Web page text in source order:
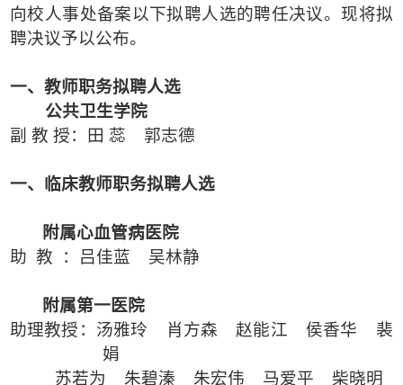
向校人事处备案以下拟聘人选的聘任决议。现将拟
聘决议予以公布。
一、教师职务拟聘人选
公共卫生学院
副 教 授：田 蕊 郭志德
一、临床教师职务拟聘人选
附属心血管病医院
助 教 ：吕佳蓝 吴林静
附属第一医院
助理教授：汤雅玲
肖方森 赵能江 侯香华
裴
娟
苏若为
朱碧溱 朱宏伟 马爱平
柴晓明